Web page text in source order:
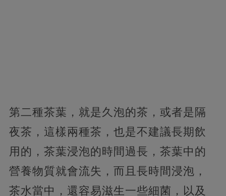
第二種茶葉，就是久泡的茶，或者是隔
夜茶，這樣兩種茶，也是不建議長期飲
用的，茶葉浸泡的時間過長，茶葉中的
營養物質就會流失，而且長時間浸泡，
茶水當中，還容易滋生一些細菌，以及